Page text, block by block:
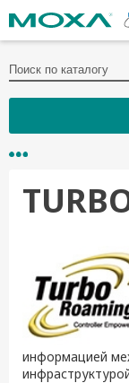
информацией